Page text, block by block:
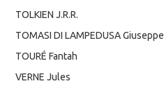
TOLKIEN J.R.R.
TOMASI DI LAMPEDUSA Giuseppe
TOURÉ Fantah
VERNE Jules